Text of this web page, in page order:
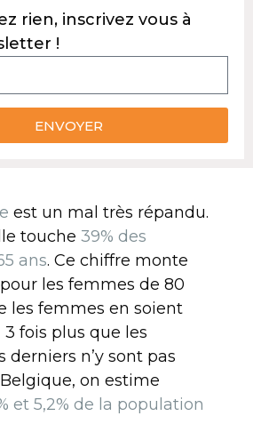
rien, inscrivez vous à
!
ENVOYER
est un mal très répandu.
touche 39% des
ans. Ce chiffre monte
pour les femmes de 80
les femmes en soient
fois plus que les
derniers n’y sont pas
on estime
et 5,2% de la population